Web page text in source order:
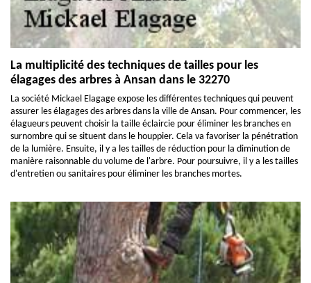
La multiplicité des techniques de tailles pour les
élagages des arbres à Ansan dans le 32270
La société Mickael Elagage expose les différentes techniques qui peuvent
assurer les élagages des arbres dans la ville de Ansan. Pour commencer, les
élagueurs peuvent choisir la taille éclaircie pour éliminer les branches en
surnombre qui se situent dans le houppier. Cela va favoriser la pénétration
de la lumière. Ensuite, il y a les tailles de réduction pour la diminution de
manière raisonnable du volume de l'arbre. Pour poursuivre, il y a les tailles
d'entretien ou sanitaires pour éliminer les branches mortes.